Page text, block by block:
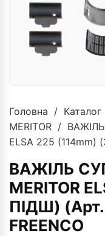
Головна / Каталог
MERITOR /
ELSA 225 (114mm)
ВАЖІЛЬ
MERITOR
ПІДШ)
FREENCO